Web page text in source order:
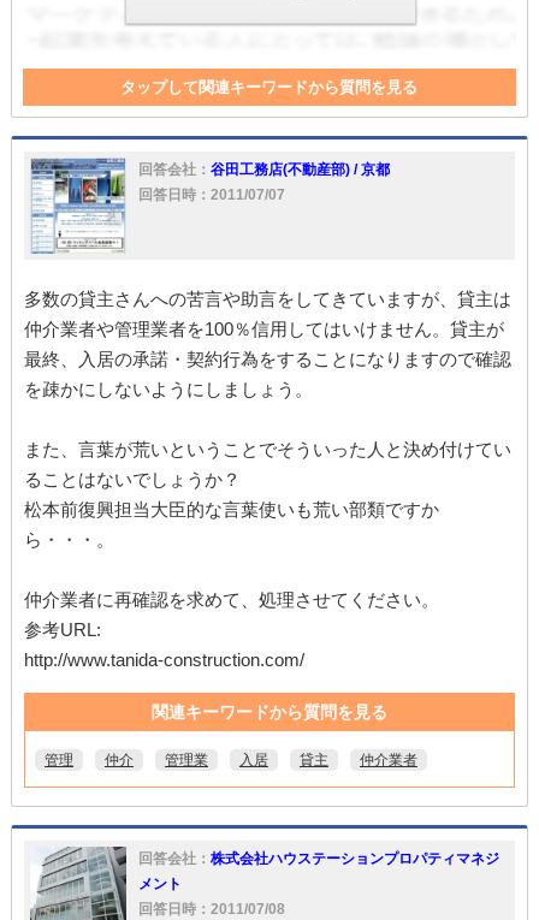
タップして関連キーワードから質問を見る
責任 管理 退去 契約解除 契約書 不動産
入居者
ドア
管理会社
回答会社： 谷田工務店(不動産部) / 京都
回答日時：2011/07/07
多数の貸主さんへの苦言や助言をしてきていますが、貸主は
仲介業者や管理業者を100％信用してはいけません。貸主が
最終、入居の承諾・契約行為をすることになりますので確認
を疎かにしないようにしましょう。
また、言葉が荒いということでそういった人と決め付けてい
ることはないでしょうか？
松本前復興担当大臣的な言葉使いも荒い部類ですか
ら・・・。
仲介業者に再確認を求めて、処理させてください。
参考URL:
http://www.tanida-construction.com/
関連キーワードから質問を見る
管理 仲介 管理業 入居 貸主 仲介業者
回答会社： 株式会社ハウステーションプロパティマネジ
メント
回答日時：2011/07/08